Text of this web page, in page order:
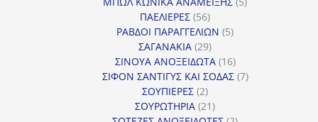
ΠΑΕΛΙΕΡΕΣ 5656
προϊόντα
ΡΑΒΔΟΙ ΠΑΡΑΓΓΕΛΙΩΝ 55
ΣΑΓΑΝΑΚΙΑ 2929
προϊόντα
ΣΙΝΟΥΑ ΑΝΟΞΕΙΔΩΤΑ 1616
προϊόντα
ΣΙΦΟΝ ΣΑΝΤΙΓΥΣ ΚΑΙ ΣΟΔΑΣ 77
ΣΟΥΠΙΕΡΕΣ 22
προϊόντα
ΣΟΥΡΩΤΗΡΙΑ 2121